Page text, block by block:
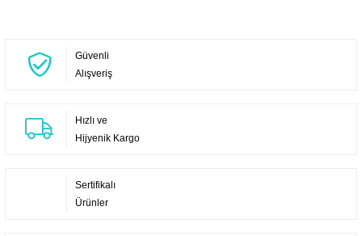
Güvenli
Alışveriş
Hızlı ve
Hijyenik Kargo
Sertifikalı
Ürünler